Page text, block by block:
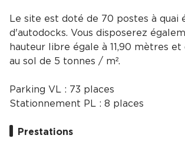
Le site est doté de 70 postes à quai
d'autodocks. Vous disposerez
hauteur libre égale à 11,90 mètres et
au sol de 5 tonnes / m².
Parking VL : 73 places
Stationnement PL : 8 places
Prestations